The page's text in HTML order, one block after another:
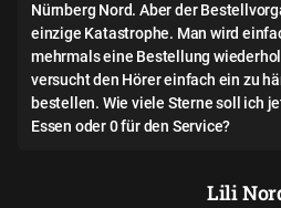
Nürnberg Nord. Aber der
einzige Katastrophe. Man wird
mehrmals eine Bestellung
versucht den Hörer einfach ein zu
bestellen. Wie viele Sterne soll ich
Essen oder 0 für den Service?
Lili